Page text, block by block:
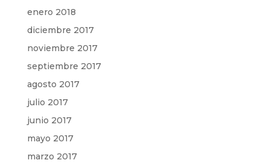
enero 2018
diciembre 2017
noviembre 2017
septiembre 2017
agosto 2017
julio 2017
junio 2017
mayo 2017
marzo 2017